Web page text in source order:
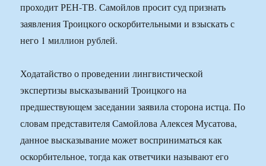
проходит РЕН-ТВ. Самойлов просит суд признать
заявления Троицкого оскорбительными и взыскать с
него 1 миллион рублей.
Ходатайство о проведении лингвистической
экспертизы высказываний Троицкого на
предшествующем заседании заявила сторона истца. По
словам представителя Самойлова Алексея Мусатова,
данное высказывание может восприниматься как
оскорбительное, тогда как ответчики называют его